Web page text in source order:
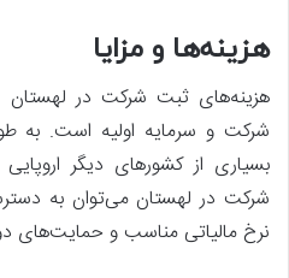
هزینه‌ها و مزایا
هزینه‌های ثبت شرکت در
شرکت و سرمایه اولیه است. به
بسیاری از کشورهای دیگر
شرکت در لهستان می‌توان به
نرخ مالیاتی مناسب و حمایت‌های